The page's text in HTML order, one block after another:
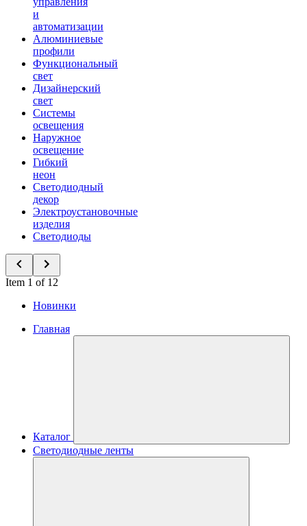
и
автоматизации
Алюминиевые
профили
Функциональный
свет
Дизайнерский
свет
Системы
освещения
Наружное
освещение
Гибкий
неон
Светодиодный
декор
Электроустановочные
изделия
Светодиоды
Item 1 of 12
Новинки
Главная
Каталог
Светодиодные ленты